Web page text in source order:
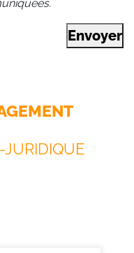
Envoyer
JURIDIQUE